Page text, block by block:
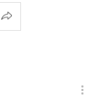
බෙදාදීම
옵